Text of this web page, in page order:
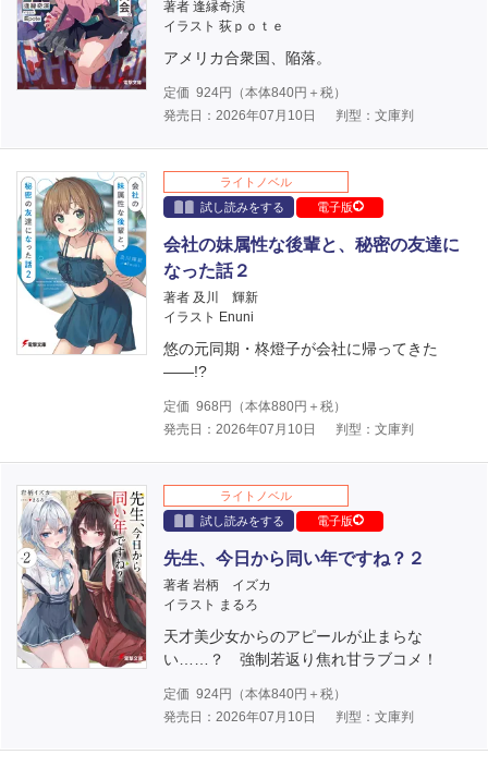
著者 逢縁奇演
イラスト 荻ｐｏｔｅ
アメリカ合衆国、陥落。
定価 924円（本体840円＋税）
発売日：2026年07月10日
判型：文庫判
ライトノベル
試し読みをする
電子版
会社の妹属性な後輩と、秘密の友達に
なった話２
著者 及川 輝新
イラスト Enuni
悠の元同期・柊燈子が会社に帰ってきた
――!?
定価 968 円（本体880円＋税）
発売日：2026年07月10日
判型：文庫判
ライトノベル
試し読みをする
電子版
先生、今日から同い年ですね？２
著者 岩柄 イズカ
イラスト まるろ
天才美少女からのアピールが止まらな
い……？ 強制若返り焦れ甘ラブコメ！
定価 924円（本体840円＋税）
発売日：2026年07月10日
判型：文庫判